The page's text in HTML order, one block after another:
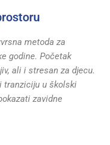
metoda za
godine. Početak
ali i stresan za djecu.
tranziciju u školski
zavidne